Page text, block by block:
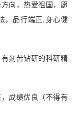
向，热爱祖国，愿
，品行端正,身心健
刻苦钻研的科研精
成绩优良（不得有